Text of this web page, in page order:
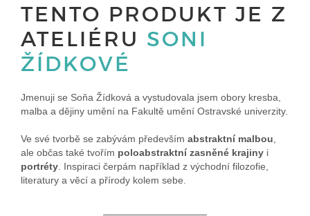
TENTO PRODUKT JE Z
ATELIÉRU SONI
ŽÍDKOVÉ
Jmenuji se Soňa Žídková a vystudovala jsem obory kresba,
malba a dějiny umění na Fakultě umění Ostravské univerzity.
Ve své tvorbě se zabývám především abstraktní malbou
ale občas také tvořím poloabstraktní zasněné krajiny i
portréty . Inspiraci čerpám například z východní filozofie,
literatury a věcí a přírody kolem sebe.